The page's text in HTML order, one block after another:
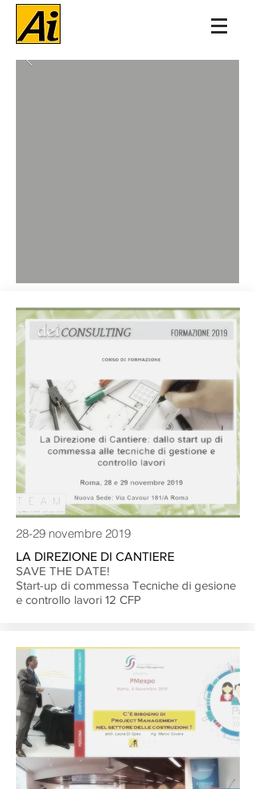
28-29 novembre 2019
LA DIREZIONE DI CANTIERE
SAVE THE DATE!
Start-up di commessa Tecniche di gesione
e controllo lavori 12 CFP